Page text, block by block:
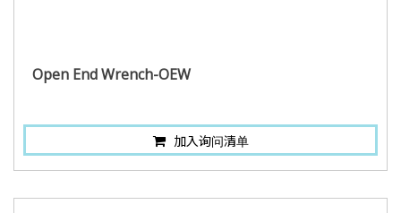
Open End Wrench-OEW
加入询问清单